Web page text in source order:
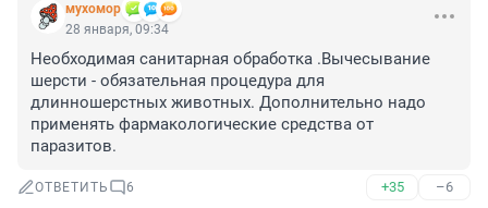
мухомор
28 января, 09:34
Необходимая санитарная обработка .Вычесывание
шерсти - обязательная процедура для
длинношерстных животных. Дополнительно надо
применять фармакологические средства от
паразитов.
ОТВЕТИТЬ 6 +35 –6